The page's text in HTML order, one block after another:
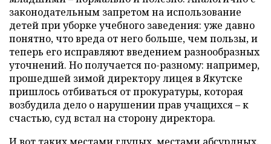
законодательным запретом на использование
детей при уборке учебного заведения: уже давно
понятно, что вреда от него больше, чем пользы, и
теперь его исправляют введением разнообразных
уточнений. Но получается по-разному: например,
прошедшей зимой директору лицея в Якутске
пришлось отбиваться от прокуратуры, которая
возбудила дело о нарушении прав учащихся – к
счастью, суд встал на сторону директора.